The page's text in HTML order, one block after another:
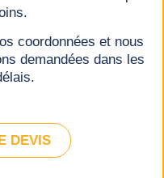
coordonnées et nous
demandées dans les
DEVIS